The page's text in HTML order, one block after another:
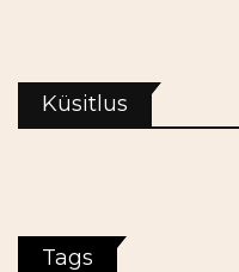
Küsitlus
Tags